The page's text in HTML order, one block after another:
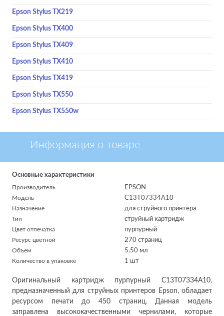
Epson Stylus TX219
Epson Stylus TX400
Epson Stylus TX409
Epson Stylus TX410
Epson Stylus TX419
Epson Stylus TX550
Epson Stylus TX550w
Информация о товаре
Основные характеристики
EPSON
Производитель
C13T07334A10
Модель
для струйного принтера
Назначение
струйный картридж
Тип
пурпурный
Цвет отпечатка
270 страниц
Ресурс цветной
5.50 мл
Объем
1 шт
Количество в упаковке
Оригинальный картридж пурпурный C13T07334A10,
предназначенный для струйных принтеров Epson, обладает
ресурсом печати до 450 страниц. Данная модель
заправлена высококачественными чернилами, которые